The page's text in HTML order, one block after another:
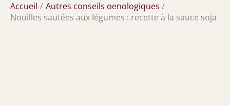
Accueil
Autres conseils oenologiques
Nouilles sautées aux légumes : recette à la sauce soja